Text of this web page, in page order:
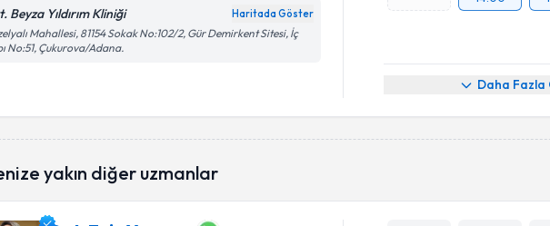
Beyza Yıldırım Kliniği Haritada Göster
Mahallesi, 81154 Sokak No:102/2, Gür Demirkent Sitesi, İç
No:51, Çukurova/Adana.
Daha Fazla
yakın diğer uzmanlar